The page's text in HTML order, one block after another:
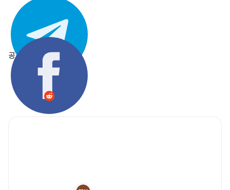
공유하기: